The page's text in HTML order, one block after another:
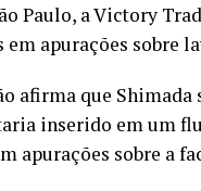
Paulo, a Victory
apurações sobre
afirma que Shimada
inserido em um
apurações sobre a